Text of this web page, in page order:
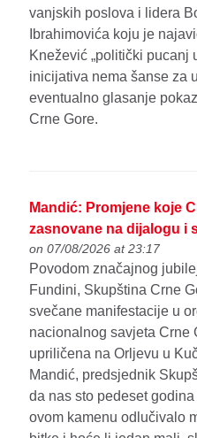
vanjskih poslova i lidera
Ibrahimovića koju je
Knežević „politički pucanj
inicijativa nema šanse za
eventualno glasanje
Crne Gore.
Mandić: Promjene koje
zasnovane na dijalogu i
on 07/08/2026 at 23:17
Povodom značajnog
Fundini, Skupština Crne
svečane manifestacije u
nacionalnog savjeta Crne
upriličena na Orljevu u
Mandić, predsjednik
da nas sto pedeset
ovom kamenu odlučivalo